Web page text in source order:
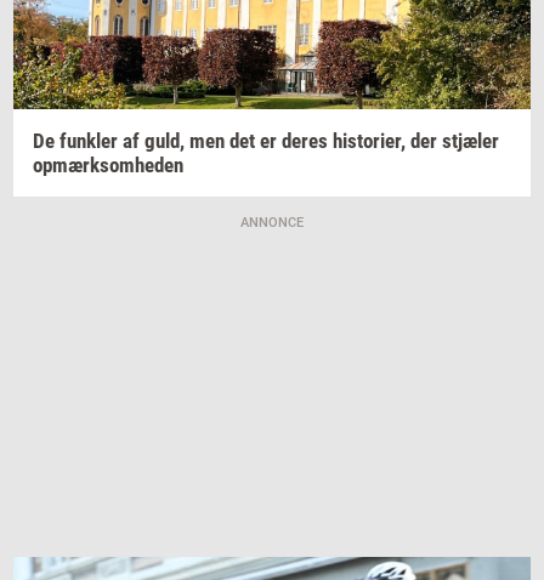
De funk­ler af guld, men det er deres hi­sto­ri­er, der stjæ­ler
op­mærk­som­he­den
ANNONCE